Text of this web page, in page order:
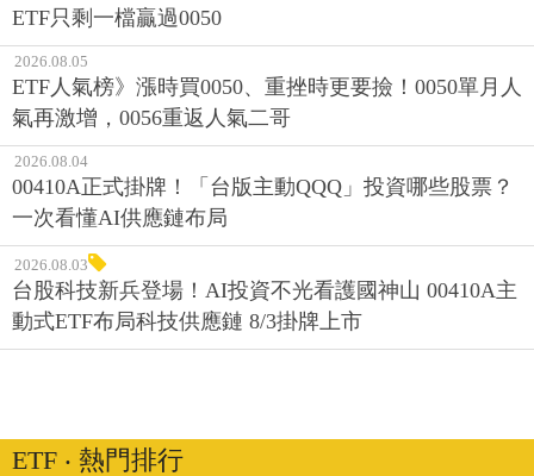
ETF只剩一檔贏過0050
2026.08.05
ETF人氣榜》漲時買0050、重挫時更要撿！0050單月人
氣再激增，0056重返人氣二哥
2026.08.04
00410A正式掛牌！「台版主動QQQ」投資哪些股票？
一次看懂AI供應鏈布局
2026.08.03
台股科技新兵登場！AI投資不光看護國神山 00410A主
動式ETF布局科技供應鏈 8/3掛牌上市
ETF ‧ 熱門排行